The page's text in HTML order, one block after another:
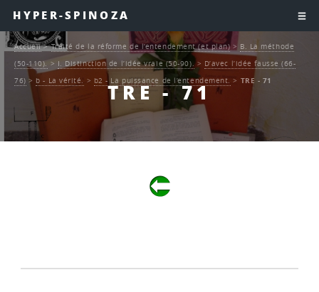
HYPER-SPINOZA
TRE - 71
Accueil>Traité de la réforme de l’entendement (et plan)> B. La méthode
(50-110). > I. Distinction de l’idée vraie (50-90).> D’avec l’idée fausse (66-
76) > b - La vérité. > b2 - La puissance de l’entendement. > TRE - 71